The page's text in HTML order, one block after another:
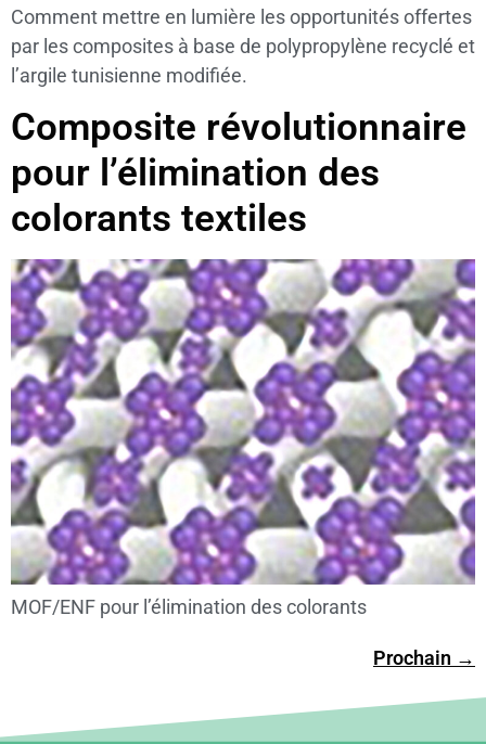
Comment mettre en lumière les opportunités offertes
par les composites à base de polypropylène recyclé et
l’argile tunisienne modifiée.
Composite révolutionnaire
pour l’élimination des
colorants textiles
MOF/ENF pour l’élimination des colorants
Prochain →